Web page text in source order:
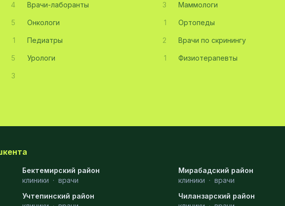
4 Врачи-лаборанты 3 Маммологи
5 Онкологи 1 Ортопеды
1 Педиатры 2 Врачи по скринингу
5 Урологи 1 Физиотерапевты
3
Бектемирский район
клиники · врачи
Мирабадский район
клиники · врачи
Учтепинский район
Чиланзарский район